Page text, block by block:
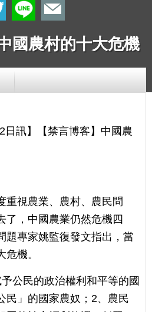
國農村的十大危機
日訊】【禁言博客】中國農
重視農業、農村、農民問
了，中國農業仍然危機四
題專家姚監復發文指出，當
機。
公民的政治權利和平等的國
民」的國家農奴；2、農民